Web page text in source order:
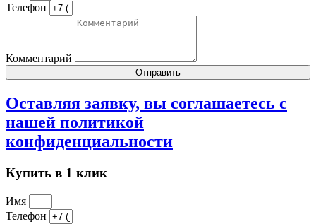
Телефон
Комментарий
Отправить
Оставляя заявку, вы соглашаетесь с
нашей политикой
конфиденциальности
Купить в 1 клик
Имя
Телефон